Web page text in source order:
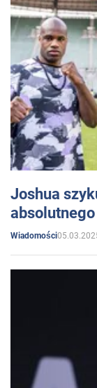
Joshua
absolutnego
Wiadomości